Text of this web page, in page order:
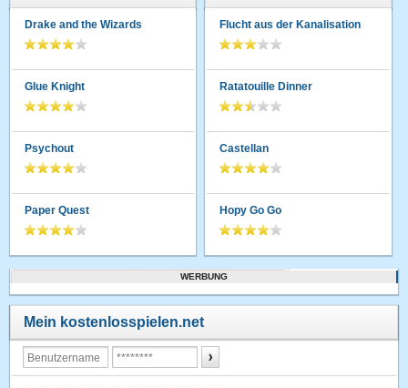
Drake and the Wizards
Glue Knight
Psychout
Paper Quest
Flucht aus der Kanalisation
Ratatouille Dinner
Castellan
Hopy Go Go
WERBUNG
Mein kostenlosspielen.net